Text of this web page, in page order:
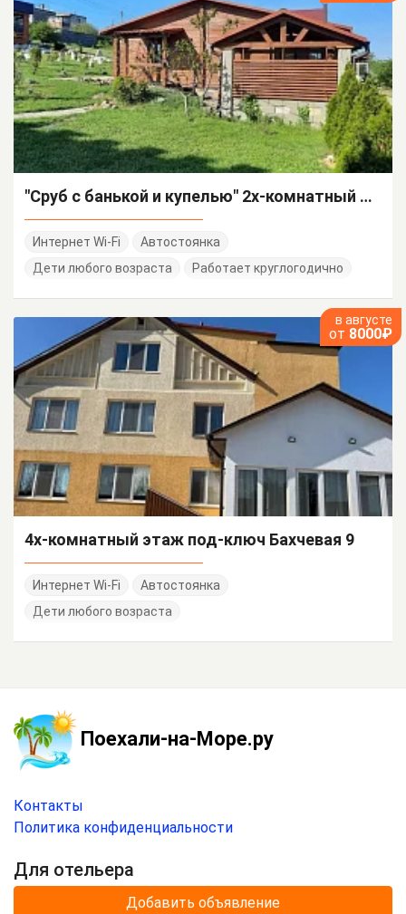
"Сруб с банькой и купелью" 2х-комнатный дом под-ключ
Интернет Wi-Fi
Автостоянка
Дети любого возраста
Работает круглогодично
в августе
от 8000₽
4х-комнатный этаж под-ключ Бахчевая 9
Интернет Wi-Fi
Автостоянка
Дети любого возраста
Поехали-на-Море.ру
Контакты
Политика конфиденциальности
Для отельера
Добавить объявление